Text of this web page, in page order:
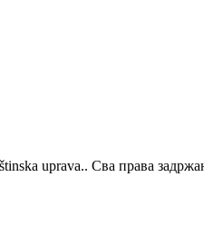
uprava.. Сва права